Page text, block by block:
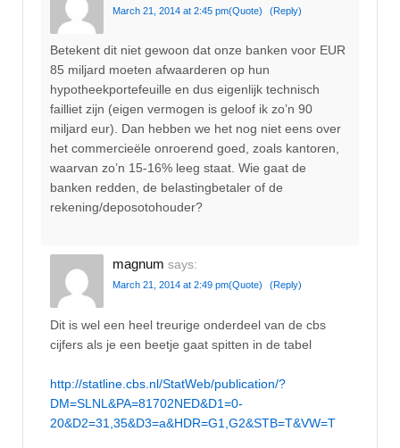
March 21, 2014 at 2:45 pm(Quote) (Reply)
Betekent dit niet gewoon dat onze banken voor EUR
85 miljard moeten afwaarderen op hun
hypotheekportefeuille en dus eigenlijk technisch
failliet zijn (eigen vermogen is geloof ik zo’n 90
miljard eur). Dan hebben we het nog niet eens over
het commercieële onroerend goed, zoals kantoren,
waarvan zo’n 15-16% leeg staat. Wie gaat de
banken redden, de belastingbetaler of de
rekening/deposotohouder?
magnum says:
March 21, 2014 at 2:49 pm(Quote) (Reply)
Dit is wel een heel treurige onderdeel van de cbs
cijfers als je een beetje gaat spitten in de tabel
http://statline.cbs.nl/StatWeb/publication/?
DM=SLNL&PA=81702NED&D1=0-
20&D2=31,35&D3=a&HDR=G1,G2&STB=T&VW=T